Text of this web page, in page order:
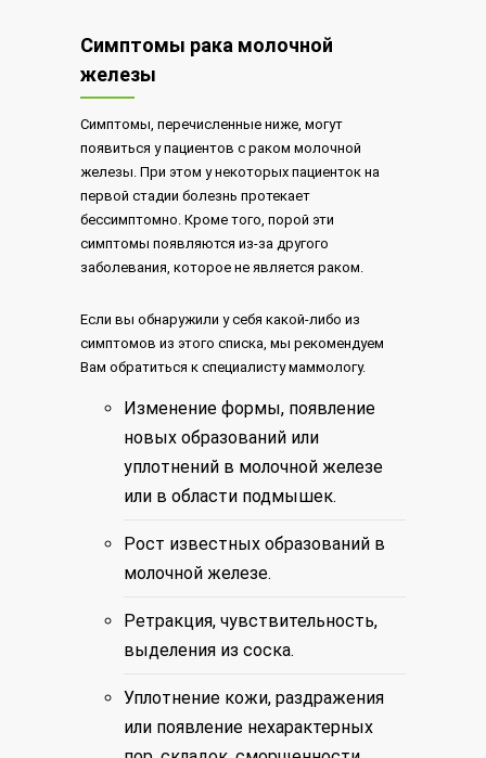
Симптомы рака молочной
железы
Симптомы, перечисленные ниже, могут
появиться у пациентов с раком молочной
железы. При этом у некоторых пациенток на
первой стадии болезнь протекает
бессимптомно. Кроме того, порой эти
симптомы появляются из-за другого
заболевания, которое не является раком.
Если вы обнаружили у себя какой-либо из
симптомов из этого списка, мы рекомендуем
Вам обратиться к специалисту маммологу.
Изменение формы, появление
новых образований или
уплотнений в молочной железе
или в области подмышек.
Рост известных образований в
молочной железе.
Ретракция, чувствительность,
выделения из соска.
Уплотнение кожи, раздражения
или появление нехарактерных